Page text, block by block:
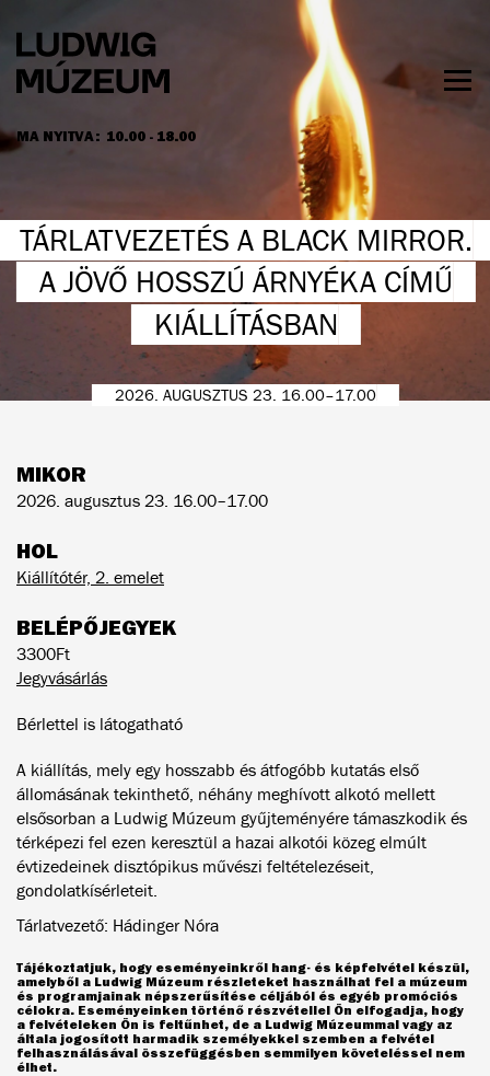
tartalomra
MA NYITVA: 10.00 - 18.00
NYITVATARTÁS ÉS JEGYÁRAK
TÁRLATVEZETÉS A BLACK MIRROR.
A JÖVŐ HOSSZÚ ÁRNYÉKA CÍMŰ
KIÁLLÍTÁSBAN
2026. AUGUSZTUS 23. 16.00–17.00
MIKOR
2026. augusztus 23. 16.00–17.00
HOL
Kiállítótér, 2. emelet
BELÉPŐJEGYEK
3300Ft
Jegyvásárlás
Bérlettel is látogatható
A kiállítás, mely egy hosszabb és átfogóbb kutatás első
állomásának tekinthető, néhány meghívott alkotó mellett
elsősorban a Ludwig Múzeum gyűjteményére támaszkodik és
térképezi fel ezen keresztül a hazai alkotói közeg elmúlt
évtizedeinek disztópikus művészi feltételezéseit,
gondolatkísérleteit.
Tárlatvezető: Hádinger Nóra
Tájékoztatjuk, hogy eseményeinkről hang- és képfelvétel készül,
amelyből a Ludwig Múzeum részleteket használhat fel a múzeum
és programjainak népszerűsítése céljából és egyéb promóciós
célokra. Eseményeinken történő részvétellel Ön elfogadja, hogy
a felvételeken Ön is feltűnhet, de a Ludwig Múzeummal vagy az
általa jogosított harmadik személyekkel szemben a felvétel
felhasználásával összefüggésben semmilyen követeléssel nem
élhet.